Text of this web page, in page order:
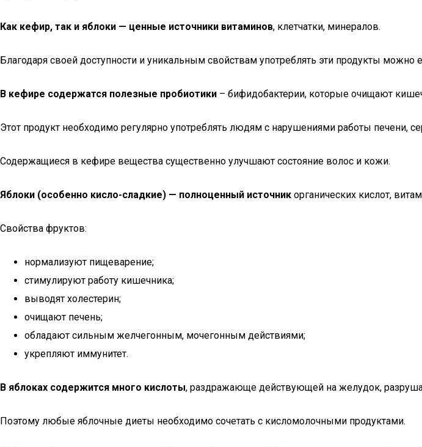
Как кефир, так и яблоки — ценные источники витаминов, клетчатки, минералов.
Благодаря своей доступности и уникальным свойствам употреблять эти продукты можно
В кефире содержатся полезные пробиотики – бифидобактерии, которые очищают
Этот продукт необходимо регулярно употреблять людям с нарушениями работы печени,
Содержащиеся в кефире вещества существенно улучшают состояние волос и кожи.
Яблоки (особенно кисло-сладкие) — полноценный источник органических кислот,
Свойства фруктов:
нормализуют пищеварение;
стимулируют работу кишечника;
выводят холестерин;
очищают печень;
обладают сильным желчегонным, мочегонным действиями;
укрепляют иммунитет.
В яблоках содержится много кислоты, раздражающе действующей на желудок,
Поэтому любые яблочные диеты необходимо сочетать с кисломолочными продуктами.